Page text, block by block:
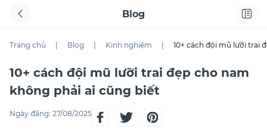
Blog
Trang chủ Blog Kinh nghiệm 10+ cách đội mũ lưỡi trai
10+ cách đội mũ lưỡi trai đẹp cho nam
không phải ai cũng biết
Ngày đăng: 27/08/2025